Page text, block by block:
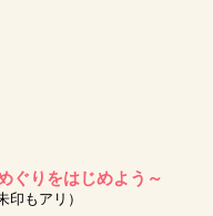
ぐりをはじめよう～
もアリ）